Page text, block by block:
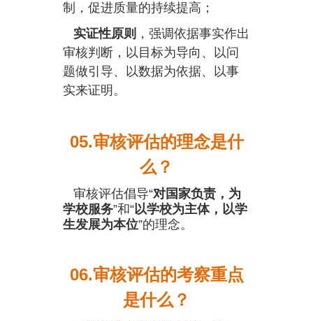
制，促进质量的持续提高；
实证性原则 ，强调依据事实作出
审核判断，以目标为导向、以问
题做引导、以数据为依据、以事
实来证明。
05.审核评估的理念是什
么？
审核评估倡导“对国家负责，为
学校服务”和“以学校为主体，以学
生发展为本位”的理念。
06.审核评估的考察重点
是什么？